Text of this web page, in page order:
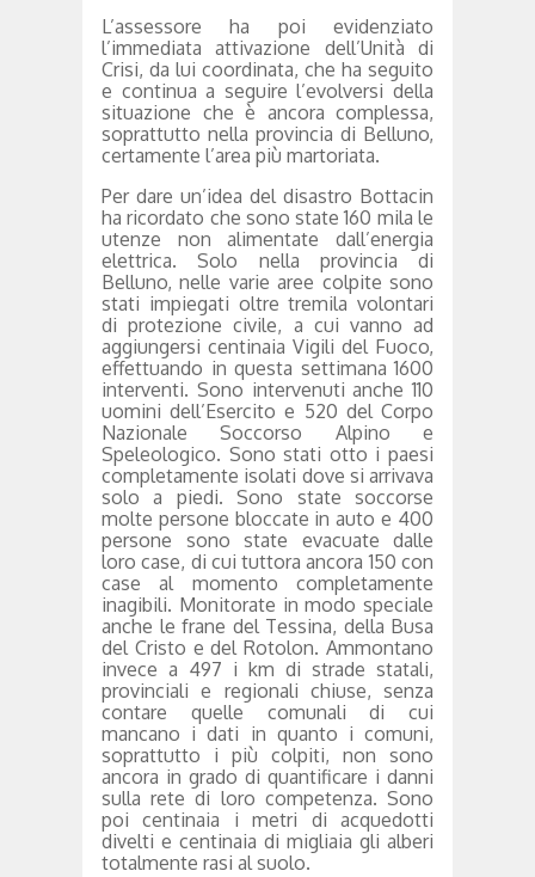
L’assessore ha poi evidenziato
l’immediata attivazione dell’Unità di
Crisi, da lui coordinata, che ha seguito
e continua a seguire l’evolversi della
situazione che è ancora complessa,
soprattutto nella provincia di Belluno,
certamente l’area più martoriata.
Per dare un’idea del disastro Bottacin
ha ricordato che sono state 160 mila le
utenze non alimentate dall’energia
elettrica. Solo nella provincia di
Belluno, nelle varie aree colpite sono
stati impiegati oltre tremila volontari
di protezione civile, a cui vanno ad
aggiungersi centinaia Vigili del Fuoco,
effettuando in questa settimana 1600
interventi. Sono intervenuti anche 110
uomini dell’Esercito e 520 del Corpo
Nazionale Soccorso Alpino e
Speleologico. Sono stati otto i paesi
completamente isolati dove si arrivava
solo a piedi. Sono state soccorse
molte persone bloccate in auto e 400
persone sono state evacuate dalle
loro case, di cui tuttora ancora 150 con
case al momento completamente
inagibili. Monitorate in modo speciale
anche le frane del Tessina, della Busa
del Cristo e del Rotolon. Ammontano
invece a 497 i km di strade statali,
provinciali e regionali chiuse, senza
contare quelle comunali di cui
mancano i dati in quanto i comuni,
soprattutto i più colpiti, non sono
ancora in grado di quantificare i danni
sulla rete di loro competenza. Sono
poi centinaia i metri di acquedotti
divelti e centinaia di migliaia gli alberi
totalmente rasi al suolo.